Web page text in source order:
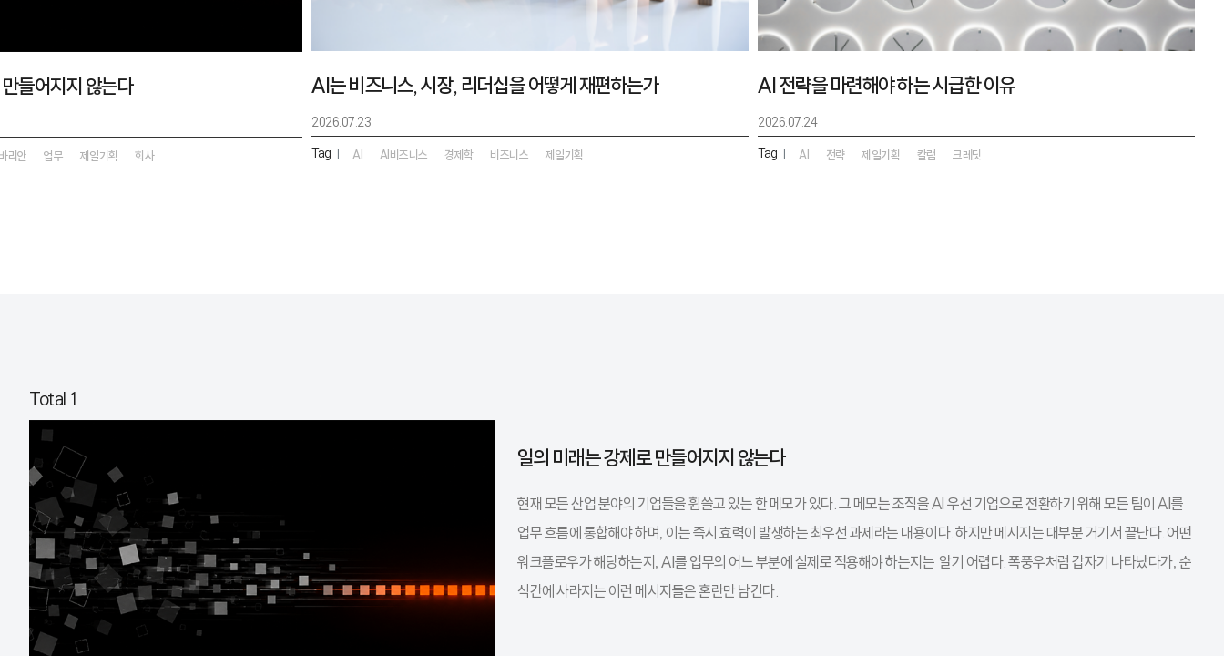
AI 전략을 마련해야 하는 시급한 이유
2026.07.24
Tag | AI 전략 제일기획 칼럼 크레딧
AI는 비즈니스, 시장, 리더십을 어떻게 재편하는가
2026.07.23
Tag | AI AI비즈니스 경제학 비즈니스 제일기획
들어지지 않는다
리안 업무 제일기획 회사
Total 1
일의 미래는 강제로 만들어지지 않는다
현재 모든 산업 분야의 기업들을 휩쓸고 있는 한 메모가 있다. 그 메모는 조직을 AI 우선 기업으로 전환하기 위해 모든 팀이 AI를
업무 흐름에 통합해야 하며, 이는 즉시 효력이 발생하는 최우선 과제라는 내용이다. 하지만 메시지는 대부분 거기서 끝난다. 어떤
워크플로우가 해당하는지, AI를 업무의 어느 부분에 실제로 적용해야 하는지는 알기 어렵다. 폭풍우처럼 갑자기 나타났다가, 순
식간에 사라지는 이런 메시지들은 혼란만 남긴다.